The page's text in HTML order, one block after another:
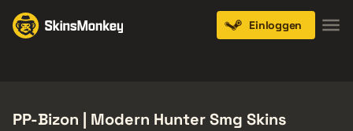
Einloggen
PP-Bizon | Modern Hunter Smg Skins